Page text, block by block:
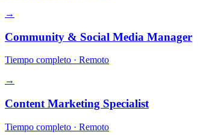
→
Community & Social Media Manager
Tiempo completo · Remoto
→
Content Marketing Specialist
Tiempo completo · Remoto